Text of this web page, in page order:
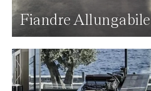
Fiandre Allungabile